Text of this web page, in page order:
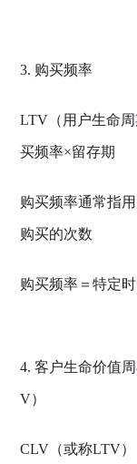
3. 购买频率
LTV（用户生命
买频率×留存期
购买频率通常指
购买的次数
购买频率＝特定
4. 客户生命价值
V）
CLV（或称LTV